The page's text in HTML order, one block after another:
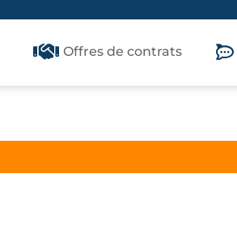
Offres de contrats